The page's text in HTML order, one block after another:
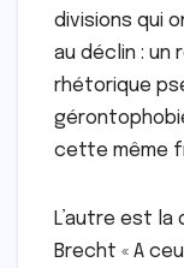
divisions qui
au déclin : un
rhétorique
cette même
L’autre est
Brecht « A